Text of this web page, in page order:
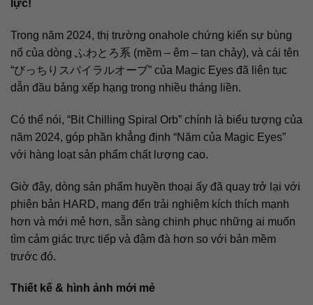
lực!
Trong năm 2024, thị trường onahole chứng kiến sự bùng
nổ của dòng ふわとろ系 (mềm – êm – tan chảy), và cái tên
“びっちりスパイラルオーブ” của Magic Eyes đã liên tục
dẫn đầu bảng xếp hạng trong nhiều tháng liền.
Có thể nói, “Bit Chilling Spiral Orb” chính là biểu tượng của
năm 2024, góp phần khẳng định “Năm của Magic Eyes”
với hàng loạt sản phẩm chất lượng cao.
Giờ đây, dòng sản phẩm huyền thoại ấy đã quay trở lại với
phiên bản HARD, mang đến trải nghiệm kích thích mạnh
hơn và mới mẻ hơn, sẵn sàng chinh phục những ai muốn
tìm cảm giác trực tiếp và đậm đà hơn so với bản mềm
trước đó.
Thiết kế & hình ảnh mới mẻ